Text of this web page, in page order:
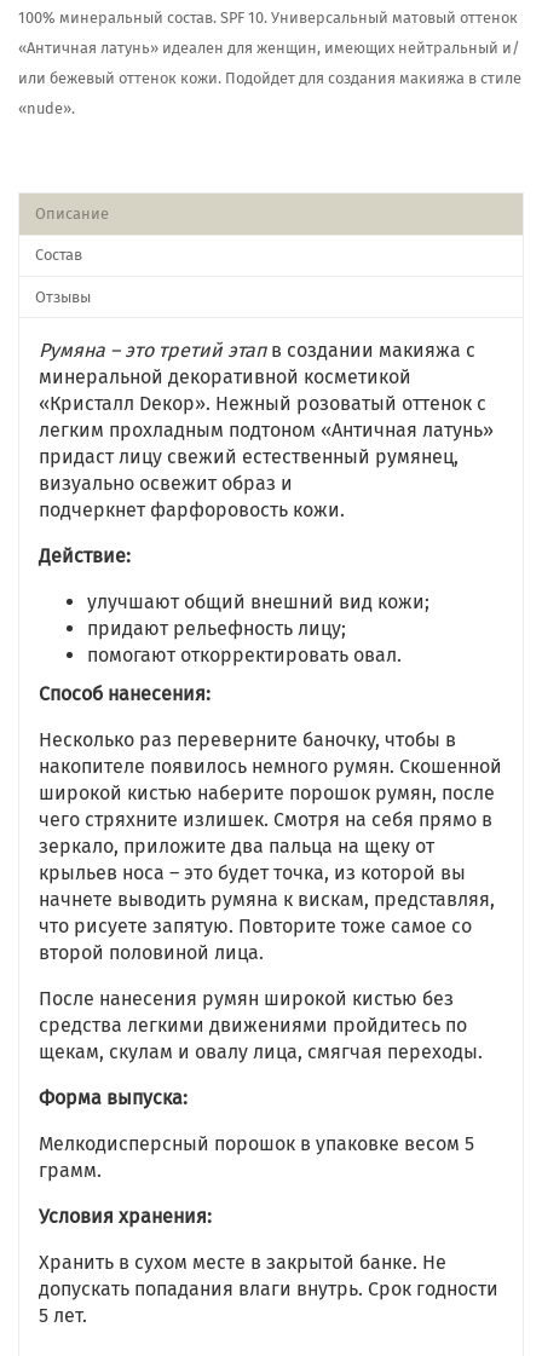
100% минеральный состав. SPF 10. Универсальный матовый оттенок
«Античная латунь» идеален для женщин, имеющих нейтральный и/
или бежевый оттенок кожи. Подойдет для создания макияжа в стиле
«nude».
Описание
Состав
Отзывы
Румяна – это третий этапв создании макияжа с
минеральной декоративной косметикой
«Кристалл Dекор». Нежный розоватый оттенок с
легким прохладным подтоном «Античная латунь»
придаст лицу свежий естественный румянец,
визуально освежит образ и
подчеркнет фарфоровость кожи.
Действие:
улучшают общий внешний вид кожи;
придают рельефность лицу;
помогают откорректировать овал.
Способ нанесения:
Несколько раз переверните баночку, чтобы в
накопителе появилось немного румян. Скошенной
широкой кистью наберите порошок румян, после
чего стряхните излишек. Смотря на себя прямо в
зеркало, приложите два пальца на щеку от
крыльев носа – это будет точка, из которой вы
начнете выводить румяна к вискам, представляя,
что рисуете запятую. Повторите тоже самое со
второй половиной лица.
После нанесения румян широкой кистью без
средства легкими движениями пройдитесь по
щекам, скулам и овалу лица, смягчая переходы.
Форма выпуска:
Мелкодисперсный порошок в упаковке весом 5
грамм.
Условия хранения:
Хранить в сухом месте в закрытой банке. Не
допускать попадания влаги внутрь. Срок годности
5 лет.